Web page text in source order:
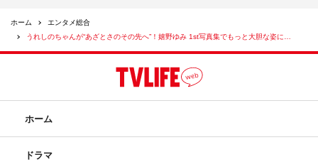
ホーム
エンタメ総合
うれしのちゃんが“あざとさのその先へ”！嬉野ゆみ 1st写真集でもっと大胆な姿に…
ホーム
ドラマ